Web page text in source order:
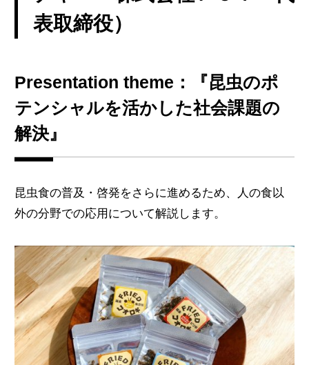
表取締役）
Presentation theme：『昆虫のポ
テンシャルを活かした社会課題の
解決』
昆虫食の普及・啓発をさらに進めるため、人の食以
外の分野での応用について解説します。